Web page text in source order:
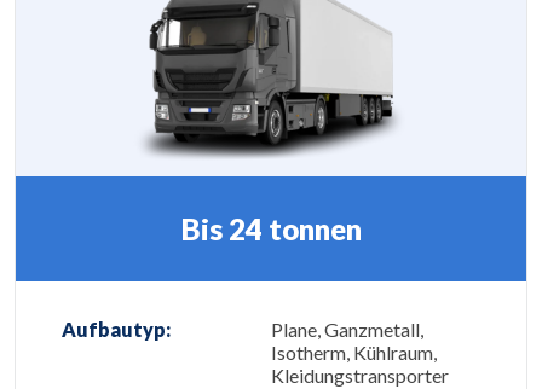
Bis 24 tonnen
Aufbautyp:
Plane, Ganzmetall,
Isotherm, Kühlraum,
Kleidungstransporter